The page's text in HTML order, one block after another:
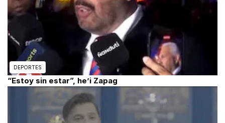
DEPORTES
“Estoy sin estar”, he’i Zapag